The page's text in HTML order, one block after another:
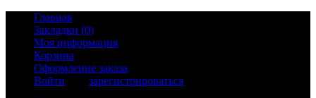
Главная
Закладки (0)
Моя информация
Корзина
Оформление заказа
Войти
зарегистрироваться